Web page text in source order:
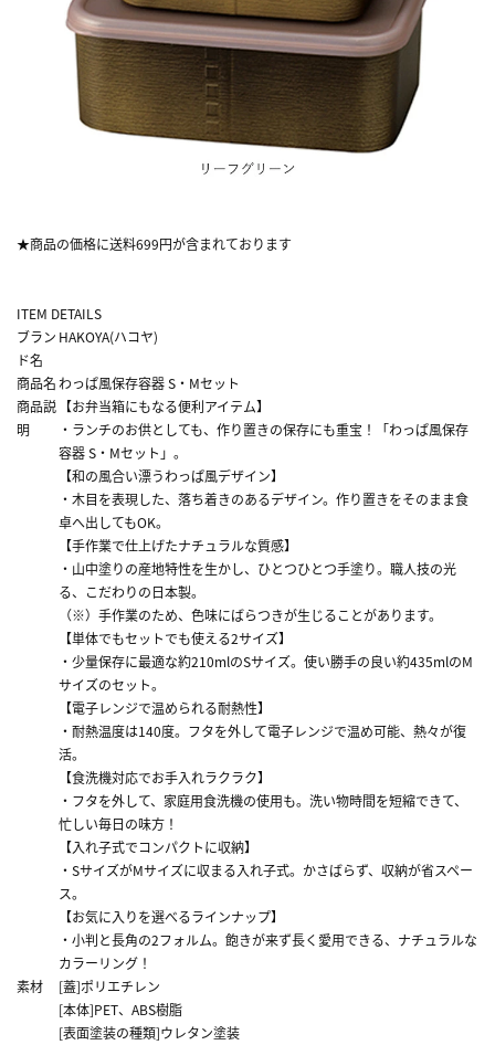
★商品の価格に送料699円が含まれております
ITEM DETAILS
ブラン
ド名
HAKOYA(ハコヤ)
商品名 わっぱ風保存容器 S・Mセット
商品説
明
【お弁当箱にもなる便利アイテム】
・ランチのお供としても、作り置きの保存にも重宝！「わっぱ風保存
容器 S・Mセット」。
【和の風合い漂うわっぱ風デザイン】
・木目を表現した、落ち着きのあるデザイン。作り置きをそのまま食
卓へ出してもOK。
【手作業で仕上げたナチュラルな質感】
・山中塗りの産地特性を生かし、ひとつひとつ手塗り。職人技の光
る、こだわりの日本製。
（※）手作業のため、色味にばらつきが生じることがあります。
【単体でもセットでも使える2サイズ】
・少量保存に最適な約210mlのSサイズ。使い勝手の良い約435mlのM
サイズのセット。
【電子レンジで温められる耐熱性】
・耐熱温度は140度。フタを外して電子レンジで温め可能、熱々が復
活。
【食洗機対応でお手入れラクラク】
・フタを外して、家庭用食洗機の使用も。洗い物時間を短縮できて、
忙しい毎日の味方！
【入れ子式でコンパクトに収納】
・SサイズがMサイズに収まる入れ子式。かさばらず、収納が省スペー
ス。
【お気に入りを選べるラインナップ】
・小判と長角の2フォルム。飽きが来ず長く愛用できる、ナチュラルな
カラーリング！
素材
[蓋]ポリエチレン
[本体]PET、ABS樹脂
[表面塗装の種類]ウレタン塗装